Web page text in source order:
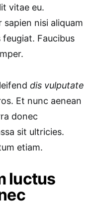
vitae eu.
sapien nisi aliquam
Faucibus
dis vulputate
Et nunc aenean
donec
sit ultricies.
etiam.
luctus